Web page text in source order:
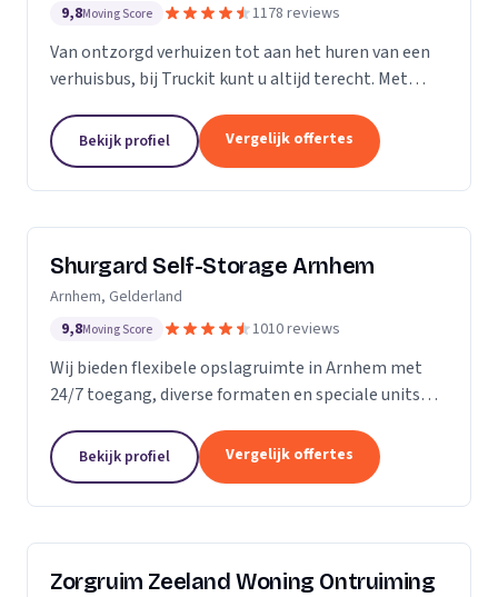
9,8Moving Score 1178 reviews
Van ontzorgd verhuizen tot aan het huren van een
verhuisbus, bij Truckit kunt u altijd terecht. Met
klanten geholpen door heel Nederland.
Bekijk profiel Vergelijk offertes
Shurgard Self-Storage Arnhem
Arnhem, Gelderland
9,8Moving Score 1010 reviews
Wij bieden flexibele opslagruimte in Arnhem met
24/7 toegang, diverse formaten en speciale units
opslag.Bekijk profiel Vergelijk offertes
Zorgruim Zeeland Woning Ontruiming